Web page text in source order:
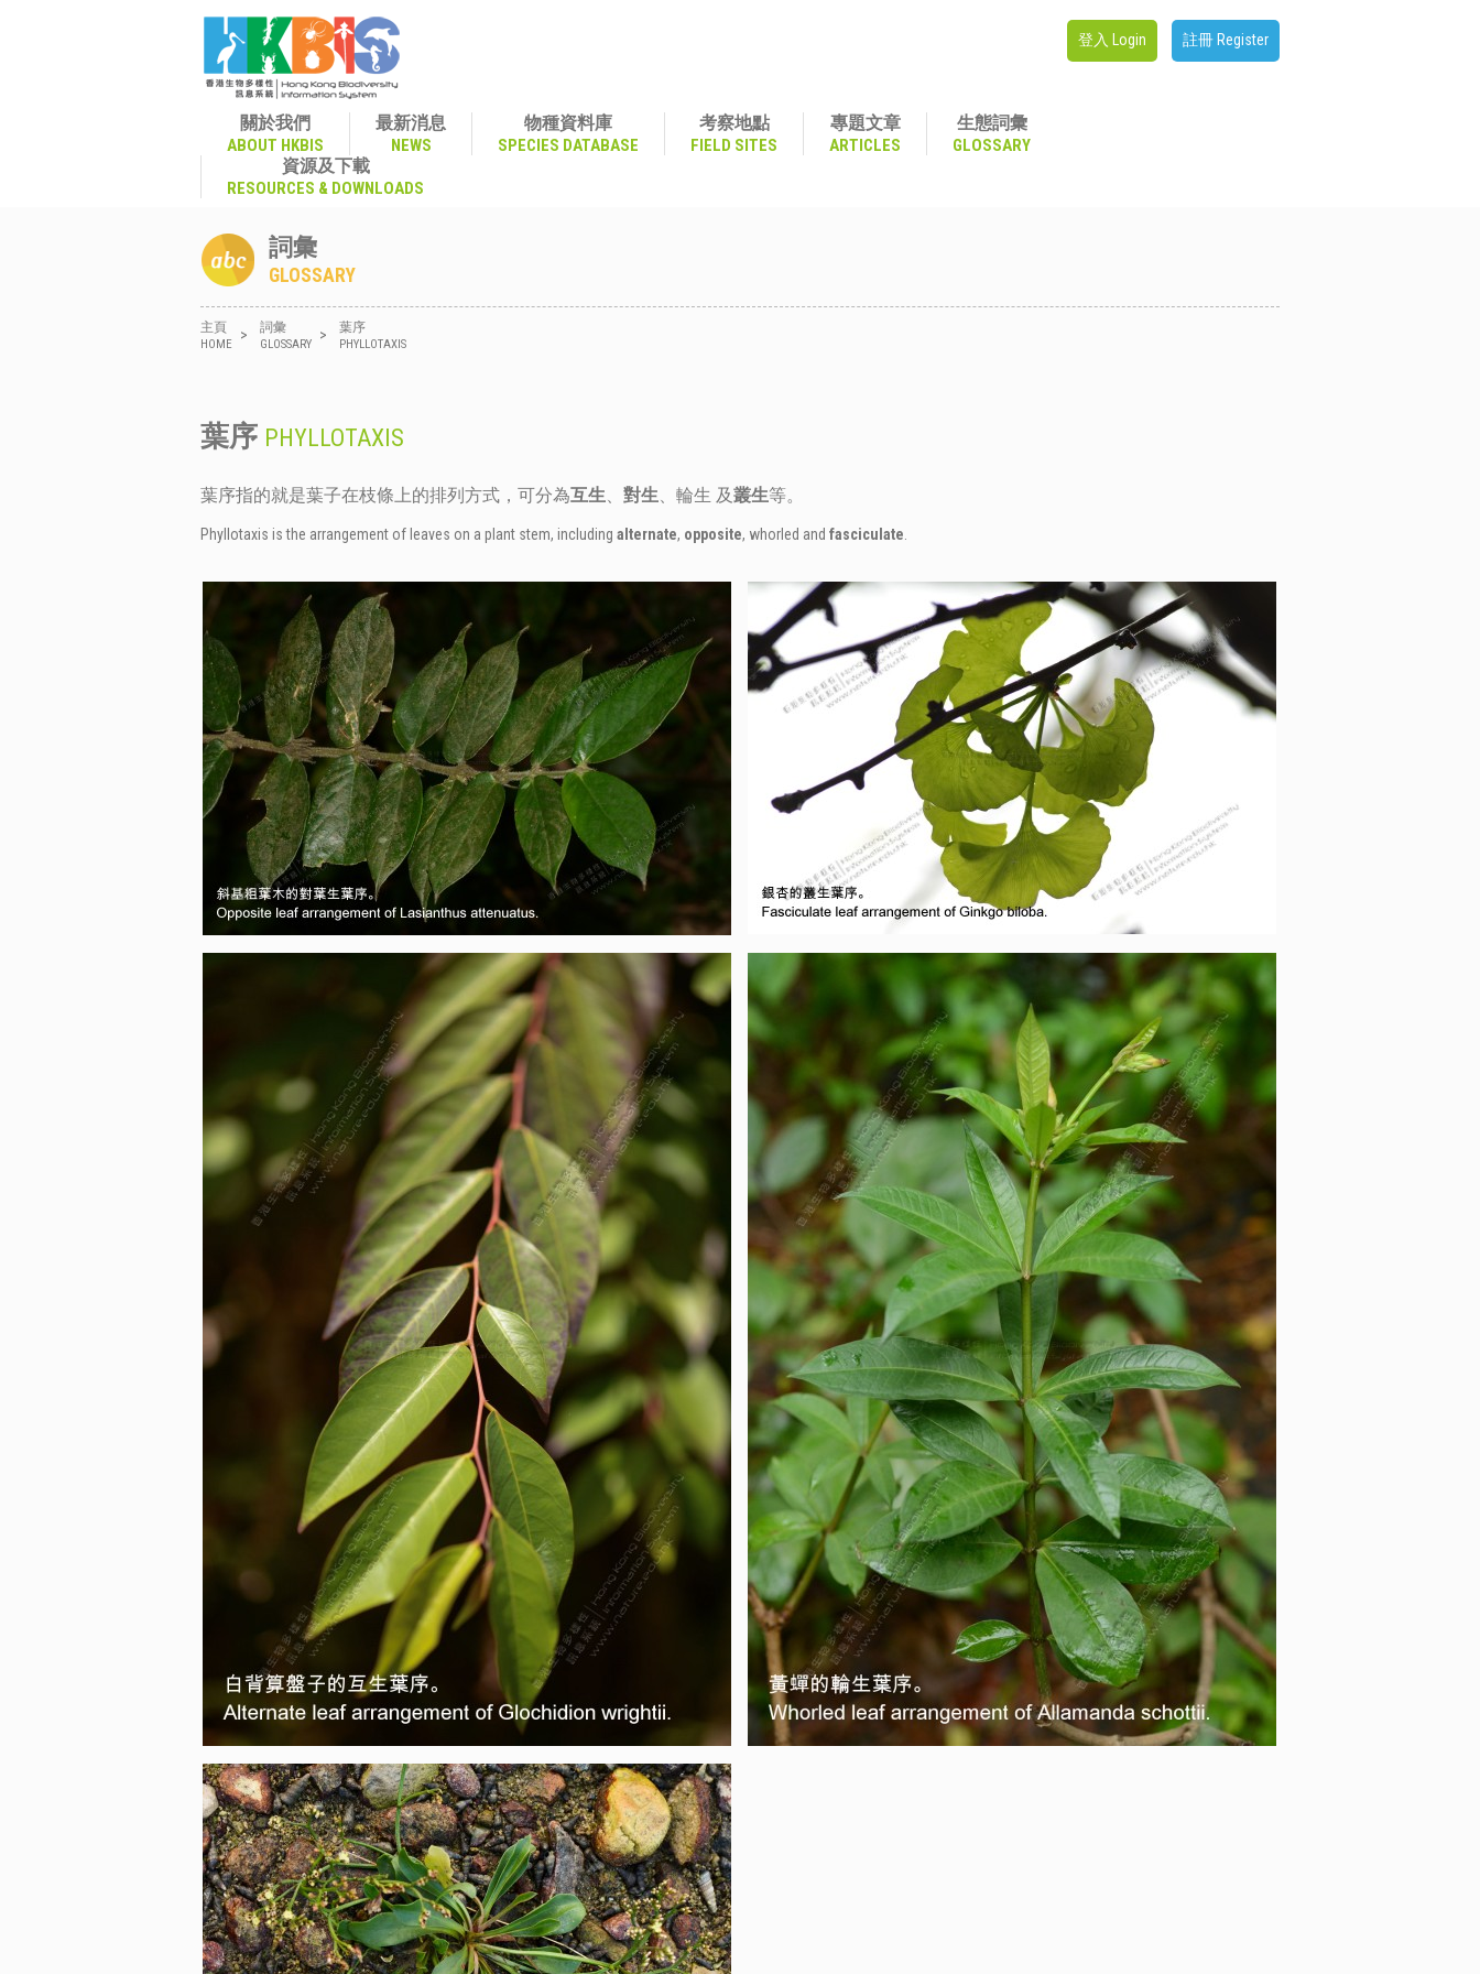
登入 Login 註冊 Register
關於我們
ABOUT HKBIS
最新消息
NEWS
物種資料庫
SPECIES DATABASE
考察地點
FIELD SITES
專題文章
ARTICLES
生態詞彙
GLOSSARY
資源及下載
RESOURCES & DOWNLOADS
詞彙
GLOSSARY
主頁
HOME
> 詞彙
GLOSSARY
> 葉序
PHYLLOTAXIS
葉序 PHYLLOTAXIS
葉序指的就是葉子在枝條上的排列方式，可分為互生、 對生、輪生 及叢生等。
Phyllotaxis is the arrangement of leaves on a plant stem, including alternate, opposite, whorled and fasciculate